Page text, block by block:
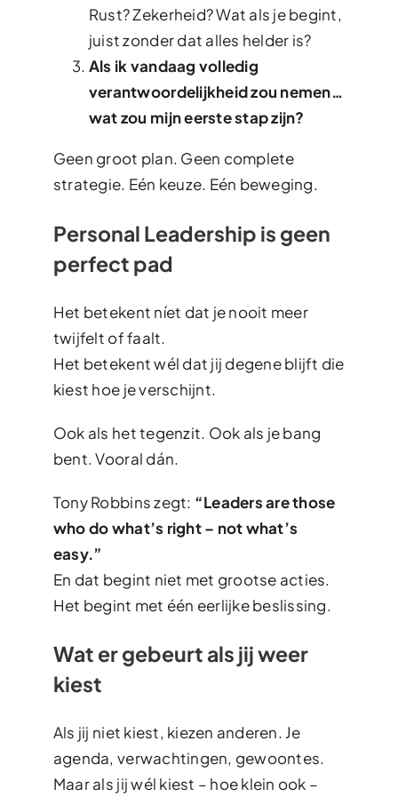
Rust? Zekerheid? Wat als je begint,
juist zonder dat alles helder is?
Als ik vandaag volledig
verantwoordelijkheid zou nemen…
wat zou mijn eerste stap zijn?
Geen groot plan. Geen complete
strategie. Eén keuze. Eén beweging.
Personal Leadership is geen
perfect pad
Het betekent níet dat je nooit meer
twijfelt of faalt.
Het betekent wél dat jij degene blijft die
kiest hoe je verschijnt.
Ook als het tegenzit. Ook als je bang
bent. Vooral dán.
Tony Robbins zegt: “Leaders are those
who do what’s right – not what’s
easy.”
En dat begint niet met grootse acties.
Het begint met één eerlijke beslissing.
Wat er gebeurt als jij weer
kiest
Als jij niet kiest, kiezen anderen. Je
agenda, verwachtingen, gewoontes.
Maar als jij wél kiest – hoe klein ook –